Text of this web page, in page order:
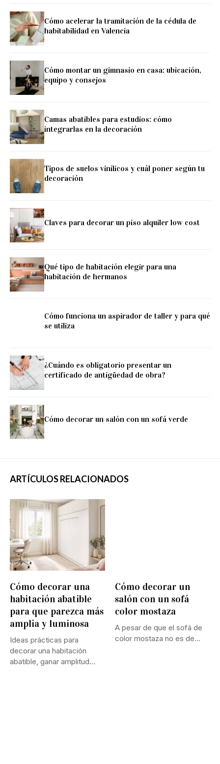
Cómo acelerar la tramitación de la cédula de
habitabilidad en Valencia
Cómo montar un gimnasio en casa: ubicación,
equipo y consejos
Camas abatibles para estudios: cómo
integrarlas en la decoración
Tipos de suelos vinílicos y cuál poner según tu
decoración
Claves para decorar un piso alquiler low cost
Qué tipo de habitación elegir para una
habitación de hermanos
Cómo funciona un aspirador de taller y para qué
se utiliza
¿Cuándo es obligatorio presentar un
certificado de antigüedad de obra?
Cómo decorar un salón con un sofá verde
ARTÍCULOS RELACIONADOS
Cómo decorar una
habitación abatible
para que parezca más
amplia y luminosa
Ideas prácticas para
decorar una habitación
abatible, ganar amplitud
Cómo decorar un
salón con un sofá
color mostaza
A pesar de que el sofá de
color mostaza no es de...